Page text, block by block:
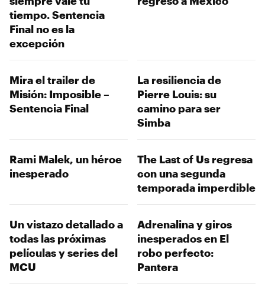
tiempo. Sentencia
Final no es la
excepción
Mira el trailer de
Misión: Imposible –
Sentencia Final
La resiliencia de
Pierre Louis: su
camino para ser
Simba
Rami Malek, un héroe
inesperado
The Last of Us regresa
con una segunda
temporada imperdible
Un vistazo detallado a
todas las próximas
películas y series del
MCU
Adrenalina y giros
inesperados en El
robo perfecto:
Pantera